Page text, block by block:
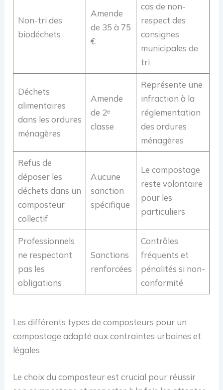
Non-tri des
biodéchets
Amende
de 35 à 75
€
cas de non-
respect des
consignes
municipales de
tri
Déchets
alimentaires
dans les ordures
ménagères
Amende
de 2ᵉ
classe
Représente une
infraction à la
réglementation
des ordures
ménagères
Refus de
déposer les
déchets dans un
composteur
collectif
Aucune
sanction
spécifique
Le compostage
reste volontaire
pour les
particuliers
Professionnels
ne respectant
pas les
obligations
Sanctions
renforcées
Contrôles
fréquents et
pénalités si non-
conformité
Les différents types de composteurs pour un
compostage adapté aux contraintes urbaines et
légales
Le choix du composteur est crucial pour réussir